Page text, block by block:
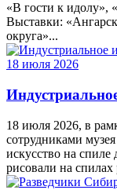
«В гости к идолу»,
Выставки:
округа»...
18 июля 2026
18 июля 2026, в
сотрудниками
искусство на спиле
рисовали на